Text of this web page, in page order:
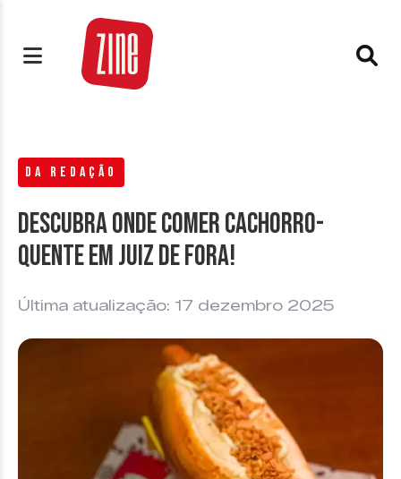
DA REDAÇÃO
Descubra onde comer cachorro-
quente em Juiz de Fora!
Última atualização: 17 dezembro 2025